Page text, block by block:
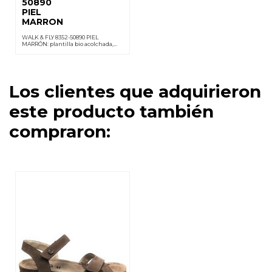
50890
PIEL
MARRON
WALK & FLY 8352-50890 PIEL
MARRÓN: plantilla bio acolchada,
Los clientes que adquirieron
este producto también
compraron: